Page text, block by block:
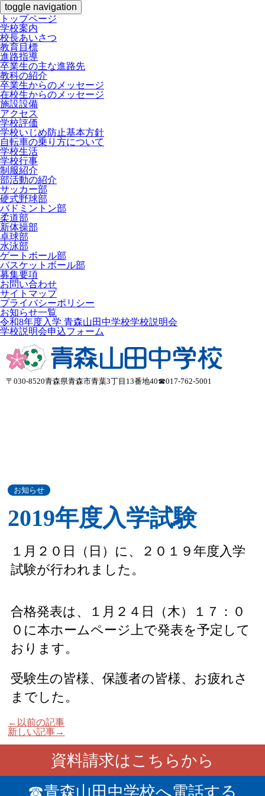
toggle navigation
トップページ
学校案内
校長あいさつ
教育目標
進路指導
卒業生の主な進路先
教科の紹介
卒業生からのメッセージ
在校生からのメッセージ
施設設備
アクセス
学校評価
学校いじめ防止基本方針
自転車の乗り方について
学校生活
学校行事
制服紹介
部活動の紹介
サッカー部
硬式野球部
バドミントン部
柔道部
新体操部
卓球部
水泳部
ゲートボール部
バスケットボール部
募集要項
お問い合わせ
サイトマップ
プライバシーポリシー
お知らせ一覧
令和8年度入学 青森山田中学校学校説明会
学校説明会申込フォーム
〒030-8520青森県青森市青葉3丁目13番地40☎017-762-5001
お知らせ
2019年度入学試験
１月２０日（日）に、２０１９年度入学
試験が行われました。
合格発表は、１月２４日（木）１７：０
０に本ホームページ上で発表を予定して
おります。
受験生の皆様、保護者の皆様、お疲れさ
までした。
←以前の記事
新しい記事→
資料請求はこちらから
☎青森山田中学校へ電話する